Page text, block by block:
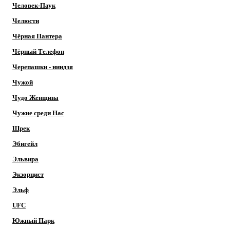
Человек-Паук
Челюсти
Чёрная Пантера
Чёрный Телефон
Черепашки - ниндзя
Чужой
Чудо Женщина
Чужие среди Нас
Шрек
Эбигейл
Эльвира
Экзорцист
Эльф
UFC
Южный Парк